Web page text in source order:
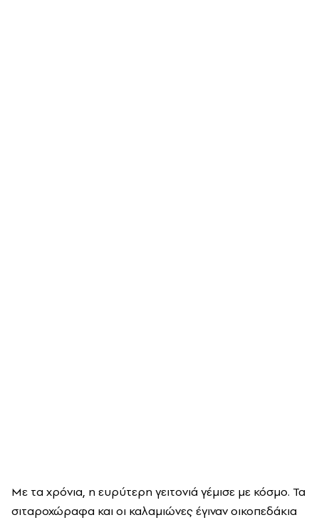
Με τα χρόνια, η ευρύτερη γειτονιά γέμισε με κόσμο. Τα
σιταροχώραφα και οι καλαμιώνες έγιναν οικοπεδάκια